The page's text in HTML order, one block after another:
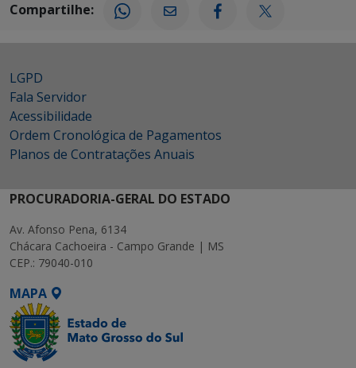
Compartilhe:
LGPD
Fala Servidor
Acessibilidade
Ordem Cronológica de Pagamentos
Planos de Contratações Anuais
PROCURADORIA-GERAL DO ESTADO
Av. Afonso Pena, 6134
Chácara Cachoeira - Campo Grande | MS
CEP.: 79040-010
MAPA